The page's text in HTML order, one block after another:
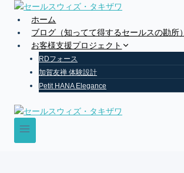
content
ホーム
ブログ（知ってて得するセールスの勘所）
お客様支援プロジェクト
RDフォース
加賀友禅 体験設計
Petit HANA Elegance